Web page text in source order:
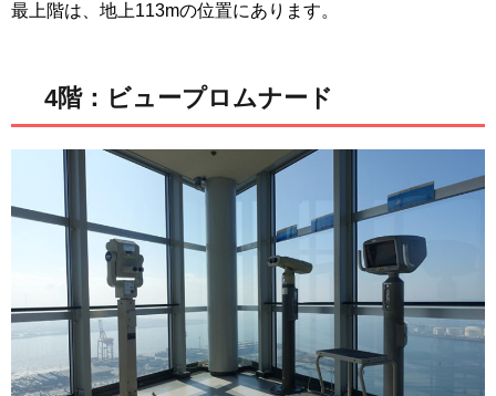
最上階は、地上113mの位置にあります。
4階：ビュープロムナード